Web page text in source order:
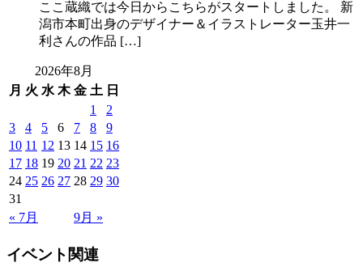
ここ蔵織では今日からこちらがスタートしました。 新
潟市本町出身のデザイナー＆イラストレーター玉井一
利さんの作品 […]
2026年8月
月 火 水 木 金 土 日
« 7月 9月 »
1
2
3
4 5 6 7 8
9
10 11 12 13 14 15 16
17 18 19 20 21 22 23
24 25 26 27 28 29 30
31
イベント関連